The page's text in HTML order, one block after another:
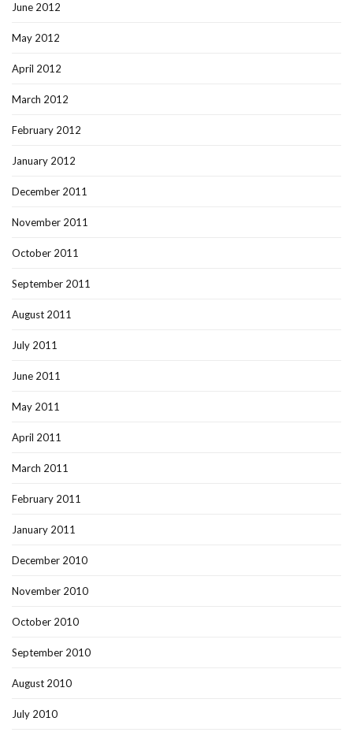
June 2012
May 2012
April 2012
March 2012
February 2012
January 2012
December 2011
November 2011
October 2011
September 2011
August 2011
July 2011
June 2011
May 2011
April 2011
March 2011
February 2011
January 2011
December 2010
November 2010
October 2010
September 2010
August 2010
July 2010